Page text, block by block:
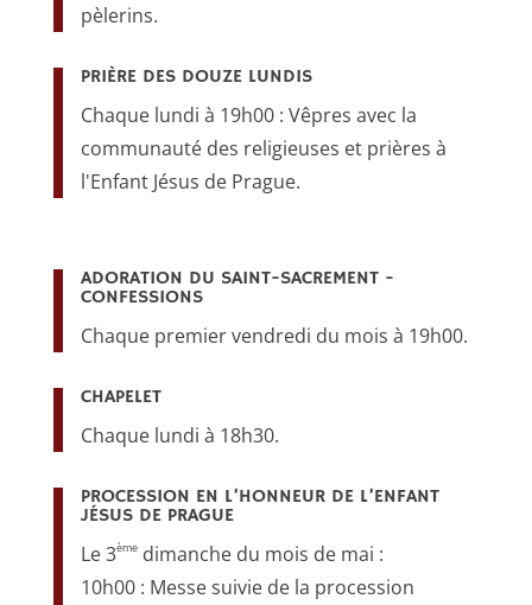
pèlerins.
PRIÈRE DES DOUZE LUNDIS
Chaque lundi à 19h00 : Vêpres avec la
communauté des religieuses et prières à
l'Enfant Jésus de Prague.
ADORATION DU SAINT-SACREMENT -
CONFESSIONS
Chaque premier vendredi du mois à 19h00.
CHAPELET
Chaque lundi à 18h30.
PROCESSION EN L’HONNEUR DE L’ENFANT
JÉSUS DE PRAGUE
Le 3èmedimanche du mois de mai :
10h00 : Messe suivie de la procession